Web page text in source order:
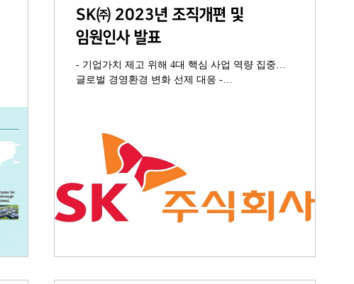
SK㈜ 2023년 조직개편 및
임원인사 발표
- 기업가치 제고 위해 4대 핵심 사업 역량 집중…
글로벌 경영환경 변화 선제 대응 -